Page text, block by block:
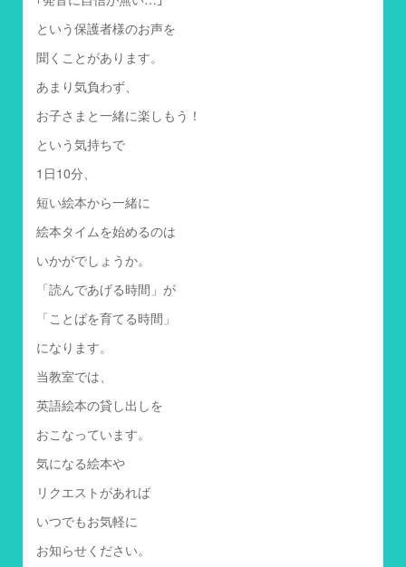
という保護者様のお声を
聞くことがあります。
あまり気負わず、
お子さまと一緒に楽しもう！
という気持ちで
1日10分、
短い絵本から一緒に
絵本タイムを始めるのは
いかがでしょうか。
「読んであげる時間」が
「ことばを育てる時間」
になります。
当教室では、
英語絵本の貸し出しを
おこなっています。
気になる絵本や
リクエストがあれば
いつでもお気軽に
お知らせください。